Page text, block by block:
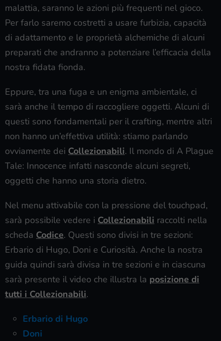
malattia, saranno le azioni più frequenti nel gioco.
Per farlo saremo costretti a usare furbizia, capacità
di adattamento e le proprietà alchemiche di alcuni
preparati che andranno a potenziare l’efficacia della
nostra fidata fionda.
Eppure, tra una fuga e un enigma ambientale, ci
sarà anche il tempo di raccogliere oggetti. Alcuni di
questi sono fondamentali per il crafting, mentre altri
non hanno un’effettiva utilità: stiamo parlando
ovviamente dei Collezionabili. Il mondo di A Plague
Tale: Innocence infatti nasconde alcuni segreti,
oggetti che hanno una storia dietro.
Nel menu attivabile con la pressione del touchpad,
sarà possibile vedere i Collezionabili raccolti nella
scheda Codice. Questi sono divisi in tre sezioni:
Erbario di Hugo, Doni e Curiosità. Anche la nostra
guida quindi sarà divisa in tre sezioni e in ciascuna
sarà presente il video che illustra la posizione di
tutti i Collezionabili.
Erbario di Hugo
Doni